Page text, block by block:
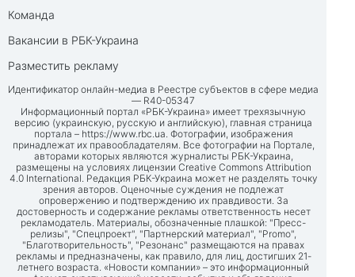
Команда
Вакансии в РБК-Украина
Разместить рекламу
Идентификатор онлайн-медиа в Реестре субъектов в сфере медиа
— R40-05347
Информационный портал «РБК-Украина» имеет трехязычную
версию (украинскую, русскую и английскую), главная страница
портала – https://www.rbc.ua. Фотографии, изображения
принадлежат их правообладателям. Все фотографии на Портале,
авторами которых являются журналисты РБК-Украина,
размещены на условиях лицензии Creative Commons Attribution
4.0 International. Редакция РБК-Украина может не разделять точку
зрения авторов. Оценочные суждения не подлежат
опровержению и подтверждению их правдивости. За
достоверность и содержание рекламы ответственность несет
рекламодатель. Материалы, обозначенные плашкой: "Пресс-
релизы", "Спецпроект", "Партнерский материал", "Promo",
"Благотворительность", "Резонанс" размещаются на правах
рекламы и предназначены, как правило, для лиц, достигших 21-
летнего возраста. «Новости компании» – это информационный